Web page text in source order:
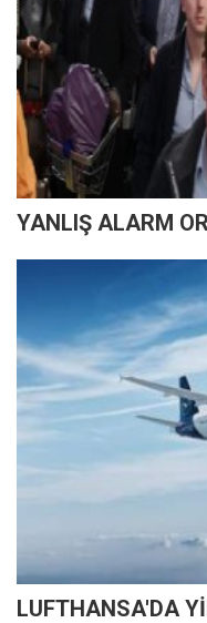
YANLIŞ ALARM
LUFTHANSA'DA